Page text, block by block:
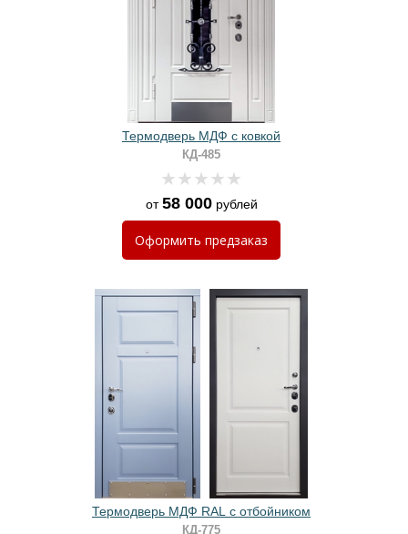
Термодверь МДФ с ковкой
КД-485
от58 000рублей
Оформить предзаказ
Термодверь МДФ RAL с отбойником
КД-775